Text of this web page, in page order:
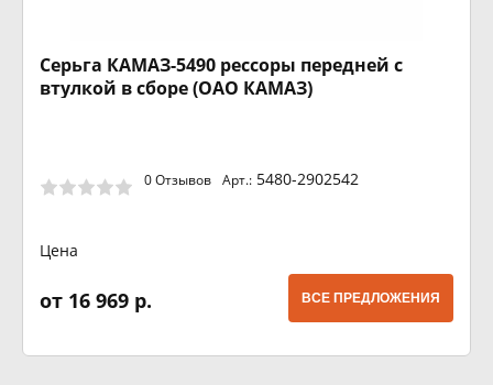
Серьга КАМАЗ-5490 рессоры передней с
втулкой в сборе (ОАО КАМАЗ)
0 Отзывов Арт.: 5480-2902542
Цена
от 16 969 р. ВСЕ ПРЕДЛОЖЕНИЯ